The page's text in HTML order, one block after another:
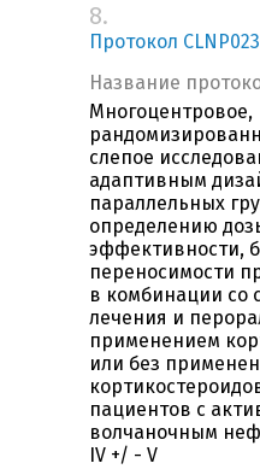
8.
Протокол
Название
Многоцентровое,
слепое
адаптивным
параллельных
определению
эффективности,
переносимости
в комбинации со
лечения и
применением
или без
пациентов с
волчаночным
IV +/ - V